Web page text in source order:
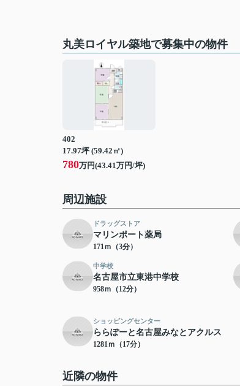
丸美ロイヤル築地で募集中の物件
402
17.97坪 (59.42㎡)
780万円(43.41万円/坪)
周辺施設
ドラッグストア
マリンポート薬局
171ｍ（3分）
中学校
名古屋市立東港中学校
958ｍ（12分）
ショッピングセンター
ららぽーと名古屋みなとアクルス
1281ｍ（17分）
近隣の物件